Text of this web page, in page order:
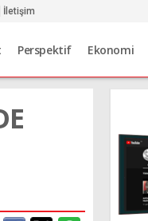
İletişim
Perspektif Ekonomi